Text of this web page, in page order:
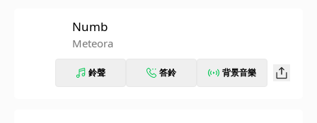
Numb
Meteora
鈴聲 答鈴 背景音樂